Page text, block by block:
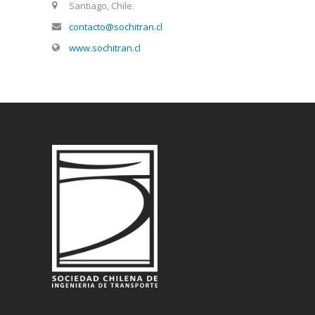
Santiago, Chile.
contacto@sochitran.cl
www.sochitran.cl